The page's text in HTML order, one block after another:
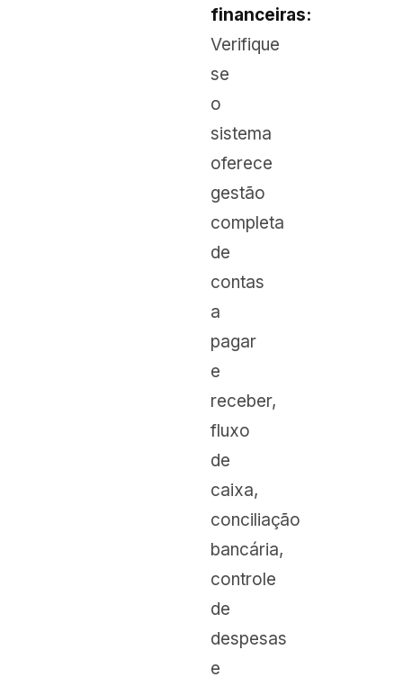
financeiras:
Verifique
se
o
sistema
oferece
gestão
completa
de
contas
a
pagar
e
receber,
fluxo
de
caixa,
conciliação
bancária,
controle
de
despesas
e